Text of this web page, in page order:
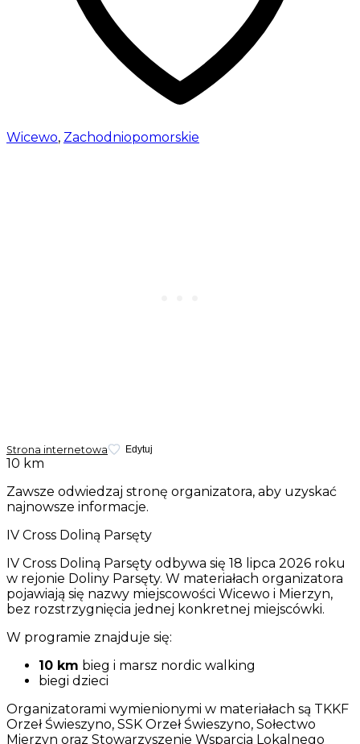
Wicewo, Zachodniopomorskie
Strona internetowa Edytuj
10 km
Zawsze odwiedzaj stronę organizatora, aby uzyskać
najnowsze informacje.
IV Cross Doliną Parsęty
IV Cross Doliną Parsęty odbywa się 18 lipca 2026 roku
w rejonie Doliny Parsęty. W materiałach organizatora
pojawiają się nazwy miejscowości Wicewo i Mierzyn,
bez rozstrzygnięcia jednej konkretnej miejscówki.
W programie znajduje się:
10 km bieg i marsz nordic walking
biegi dzieci
Organizatorami wymienionymi w materiałach są TKKF
Orzeł Świeszyno, SSK Orzeł Świeszyno, Sołectwo
Mierzyn oraz Stowarzyszenie Wsparcia Lokalnego